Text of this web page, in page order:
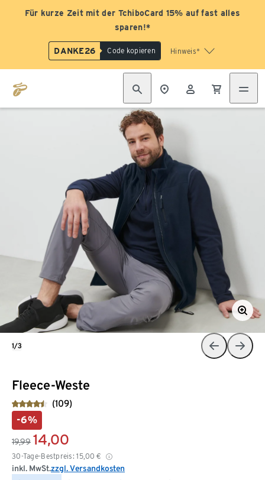
Für kurze Zeit mit der TchiboCard 15% auf fast alles
sparen!*
DANKE26 Code kopieren Hinweis*
Fleece-Weste
(109)
-6%
19,99 14,00
30-Tage-Bestpreis: 15,00 €
inkl. MwSt.zzgl. Versandkosten
1/3